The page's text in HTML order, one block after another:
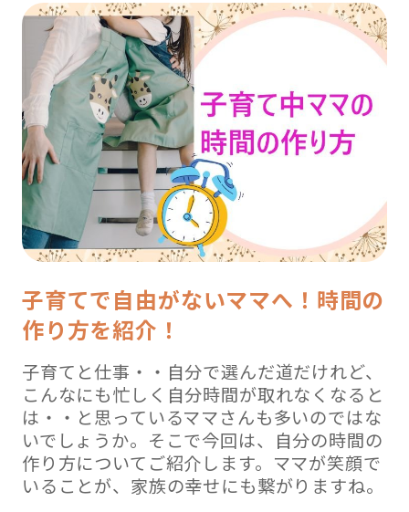
子育てで自由がないママへ！時間の
作り方を紹介！
子育てと仕事・・自分で選んだ道だけれど、
こんなにも忙しく自分時間が取れなくなると
は・・と思っているママさんも多いのではな
いでしょうか。そこで今回は、自分の時間の
作り方についてご紹介します。ママが笑顔で
いることが、家族の幸せにも繋がりますね。